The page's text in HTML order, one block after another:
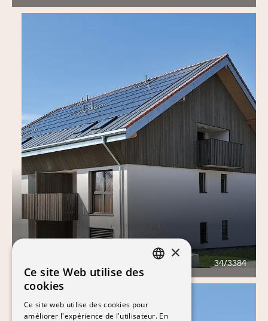
34/3384
×
Ce site Web utilise des
cookies
Ce site web utilise des cookies pour
améliorer l'expérience de l'utilisateur. En